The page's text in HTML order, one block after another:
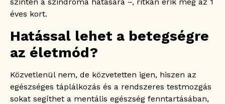
éves kort.
Hatással lehet a betegségre
az életmód?
Közvetlenül nem, de közvetetten igen, hiszen az
egészséges táplálkozás és a rendszeres testmozgás
sokat segíthet a mentális egészség fenntartásában,